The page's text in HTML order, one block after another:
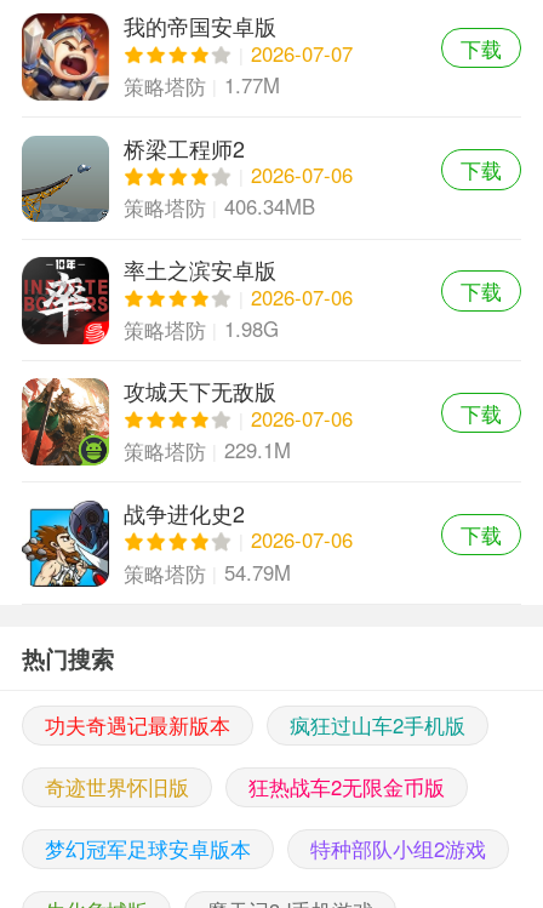
我的帝国安卓版
2026-07-07
策略塔防
1.77M
下载
桥梁工程师2
2026-07-06
策略塔防
406.34MB
下载
率土之滨安卓版
2026-07-06
策略塔防
1.98G
下载
攻城天下无敌版
2026-07-06
策略塔防
229.1M
下载
战争进化史2
2026-07-06
策略塔防
54.79M
下载
热门搜索
功夫奇遇记最新版本 疯狂过山车2手机版
奇迹世界怀旧版 狂热战车2无限金币版
梦幻冠军足球安卓版本 特种部队小组2游戏